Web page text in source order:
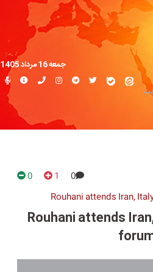
جمعه 16 مرداد 1405
0
1
0
Rouhani attends Iran,
Rouhani attends